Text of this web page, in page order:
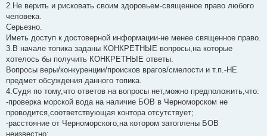
2.Не верить и рисковать своим здоровьем-священное право любого
человека.
Серьезно.
Иметь доступ к достоверной информации-не менее священное право.
3.В начале топика заданы КОНКРЕТНЫЕ вопросы,на которые
хотелось бы получить КОНКРЕТНЫЕ ответы.
Вопросы веры/конкуренции/происков врагов/смелости и т.п.-НЕ
предмет обсуждения данного топика.
4.Судя по тому,что ответов на вопросы нет,можно предположить,что:
-проверка морской вода на наличие БОВ в Черноморском не
проводится,соответствующая контора отсутствует;
-расстояние от Черноморского,на котором затоплены БОВ
неизвестно;